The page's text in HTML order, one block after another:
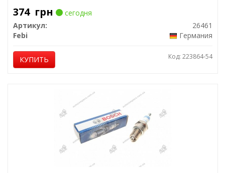
374 грн
сегодня
Артикул:
26461
Febi
Германия
КУПИТЬ Код: 223864-54